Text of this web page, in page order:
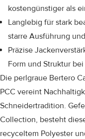
kostengünstiger als
Langlebig für stark
starre Ausführung
Präzise
Form und Struktur
Die perlgraue Bertero
PCC vereint
Schneidertradition.
Collection, besteht
recyceltem Polyester